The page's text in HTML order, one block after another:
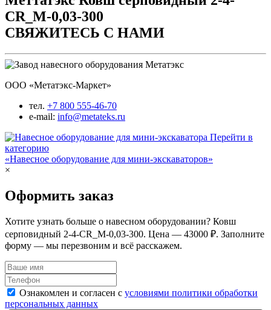
СВЯЖИТЕСЬ С НАМИ
ООО «Метатэкс-Маркет»
тел. +7 800 555-46-70
e-mail: info@metateks.ru
Перейти в
категорию
«Навесное оборудование для мини-экскаваторов»
×
Оформить заказ
Хотите узнать больше о навесном оборудовании? Ковш
серповидный 2-4-СR_M-0,03-300. Цена — 43000 ₽. Заполните
форму — мы перезвоним и всё расскажем.
Ознакомлен и согласен с условиями политики обработки
персональных данных